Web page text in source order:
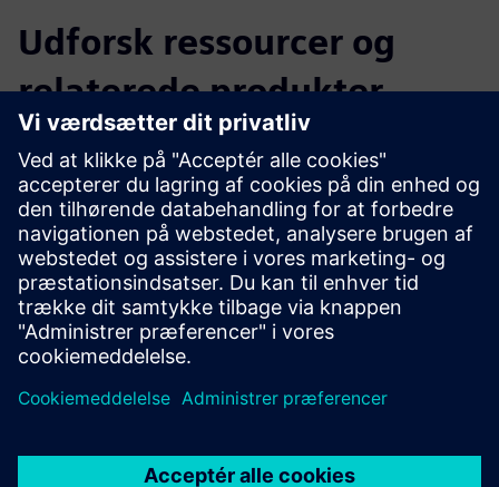
Udforsk ressourcer og
relaterede produkter
Yderligere oplysninger og
ressourcer
IoFM - minimal BIM-løsning til Facility Management
IoFM - Digitalisering af en flerbygningscampus til
armasuisse